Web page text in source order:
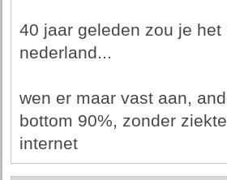
40 jaar geleden zou je
nederland...
wen er maar vast aan,
bottom 90%, zonder
internet